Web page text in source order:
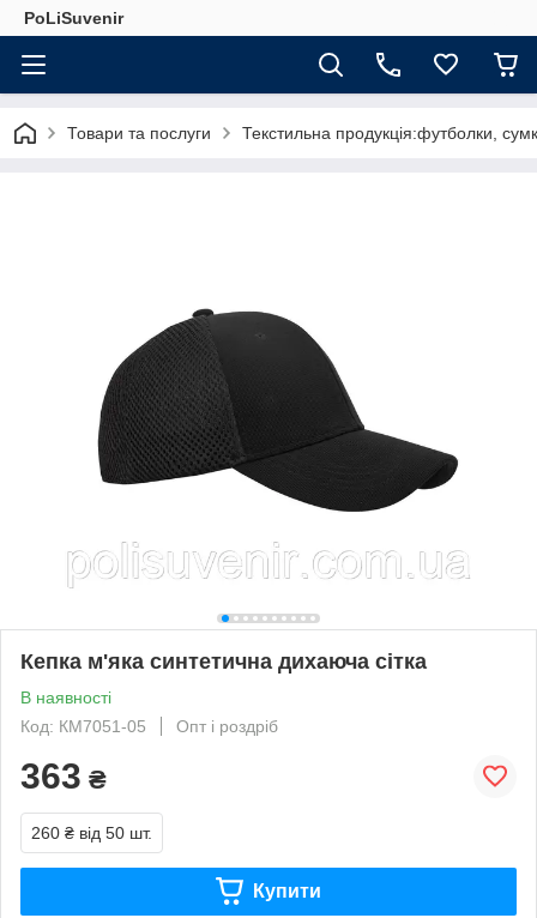
PoLiSuvenir
Товари та послуги Текстильна продукція:футболки,
Кепка м'яка синтетична дихаюча сітка
В наявності
Код: КМ7051-05
Опт і роздріб
363 ₴
260 ₴ від 50 шт.
Купити